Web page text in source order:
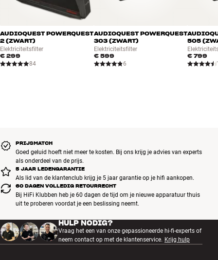
AUDIOQUEST POWERQUEST
2 (ZWART)
Elektriciteitsfilter
€ 299
84
AUDIOQUEST POWERQUEST
303 (ZWART)
Elektriciteitsfilter
€ 599
6
505
€ 799
PRIJSMATCH
Goed geluid hoeft niet meer te kosten. Bij ons krijg je advies van experts
als onderdeel van de prijs.
5 JAAR LEDENGARANTIE
Als lid van de klantenclub krijg je 5 jaar garantie op je hifi aankopen.
60 DAGEN VOLLEDIG RETOURRECHT
Bij HiFi Klubben heb je 60 dagen de tijd om je nieuwe apparatuur thuis
uit te proberen voordat je een beslissing neemt.
HULP NODIG?
Vraag het een van onze gepassioneerde hi-fi-experts of
neem contact op met de klantenservice. Krijg hulp